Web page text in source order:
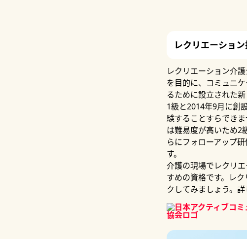
レクリエーショ
レクリエーション介
を目的に、コミュニ
るために設立された新
1級と2014年9月に創
験することすらでき
は難易度が高いため2
らにフォローアップ
す。
介護の現場でレクリ
すめの資格です。レ
クしてみましょう。